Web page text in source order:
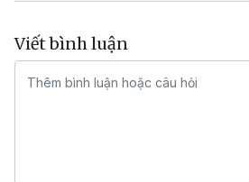
Viết bình luận